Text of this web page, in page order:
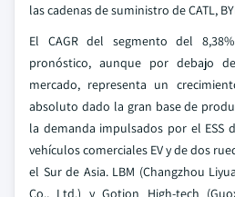
las cadenas de suministro de CATL,
El CAGR del segmento del
pronóstico, aunque por debajo
mercado, representa un
absoluto dado la gran base de
la demanda impulsados por el ESS
vehículos comerciales EV y de dos
el Sur de Asia. LBM (Changzhou
Co., Ltd.) y Gotion High-tech